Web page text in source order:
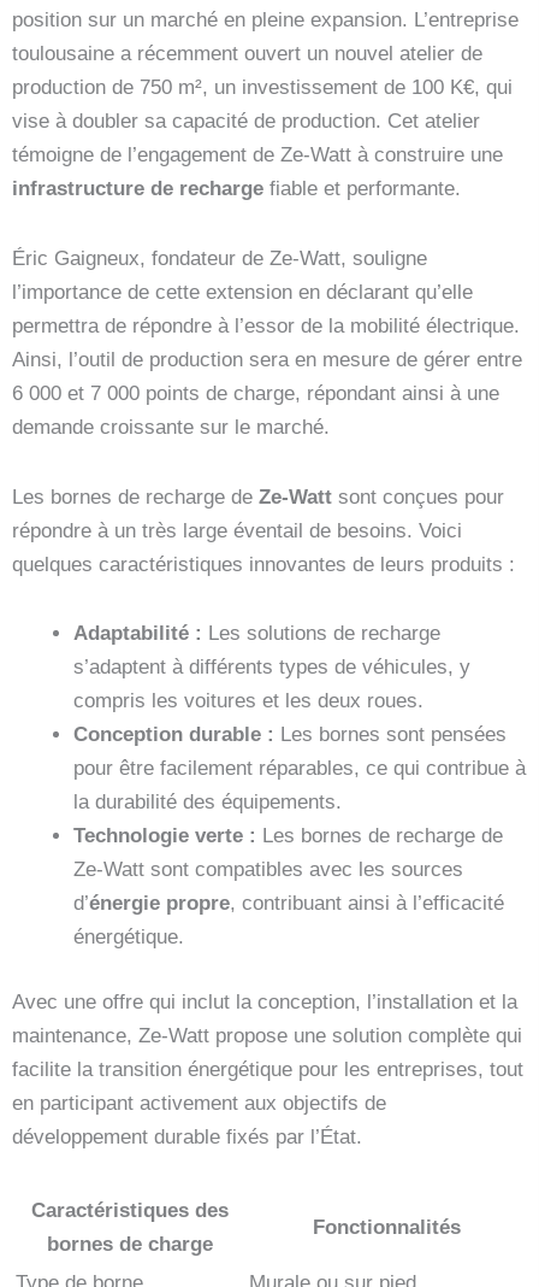
position sur un marché en pleine expansion. L’entreprise
toulousaine a récemment ouvert un nouvel atelier de
production de 750 m², un investissement de 100 K€, qui
vise à doubler sa capacité de production. Cet atelier
témoigne de l’engagement de Ze-Watt à construire une
infrastructure de recharge fiable et performante.
Éric Gaigneux, fondateur de Ze-Watt, souligne
l’importance de cette extension en déclarant qu’elle
permettra de répondre à l’essor de la mobilité électrique.
Ainsi, l’outil de production sera en mesure de gérer entre
6 000 et 7 000 points de charge, répondant ainsi à une
demande croissante sur le marché.
Les bornes de recharge de Ze-Watt sont conçues pour
répondre à un très large éventail de besoins. Voici
quelques caractéristiques innovantes de leurs produits :
Adaptabilité : Les solutions de recharge
s’adaptent à différents types de véhicules, y
compris les voitures et les deux roues.
Conception durable : Les bornes sont pensées
pour être facilement réparables, ce qui contribue à
la durabilité des équipements.
Technologie verte : Les bornes de recharge de
Ze-Watt sont compatibles avec les sources
d’énergie propre, contribuant ainsi à l’efficacité
énergétique.
Avec une offre qui inclut la conception, l’installation et la
maintenance, Ze-Watt propose une solution complète qui
facilite la transition énergétique pour les entreprises, tout
en participant activement aux objectifs de
développement durable fixés par l’État.
Caractéristiques des
bornes de charge
Fonctionnalités
Type de borne Murale ou sur pied